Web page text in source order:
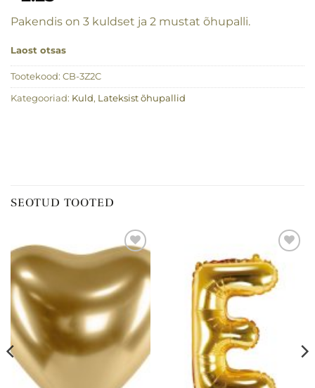
Pakendis on 3 kuldset ja 2 mustat õhupalli.
Laost otsas
Tootekood: CB-3Z2C
Kategooriad: Kuld, Lateksist õhupallid
SEOTUD TOOTED